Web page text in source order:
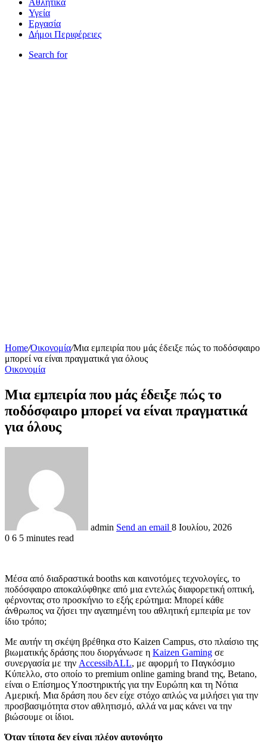
Αθλητικά
Υγεία
Εργασία
Δήμοι Περιφέρειες
Search for
Home/Οικονομία/Μια εμπειρία που μάς έδειξε πώς το ποδόσφαιρο
μπορεί να είναι πραγματικά για όλους
Οικονομία
Μια εμπειρία που μάς έδειξε πώς το
ποδόσφαιρο μπορεί να είναι πραγματικά
για όλους
admin Send an email 8 Ιουλίου, 2026
0 6 5 minutes read
Μέσα από διαδραστικά booths και καινοτόμες τεχνολογίες, το
ποδόσφαιρο αποκαλύφθηκε από μια εντελώς διαφορετική οπτική,
φέρνοντας στο προσκήνιο το εξής ερώτημα: Μπορεί κάθε
άνθρωπος να ζήσει την αγαπημένη του αθλητική εμπειρία με τον
ίδιο τρόπο;
Με αυτήν τη σκέψη βρέθηκα στο Kaizen Campus, στο πλαίσιο της
βιωματικής δράσης που διοργάνωσε η Kaizen Gaming σε
συνεργασία με την AccessibALL, με αφορμή το Παγκόσμιο
Κύπελλο, στο οποίο το premium online gaming brand της, Betano,
είναι ο Επίσημος Υποστηρικτής για την Ευρώπη και τη Νότια
Αμερική. Μια δράση που δεν είχε στόχο απλώς να μιλήσει για την
προσβασιμότητα στον αθλητισμό, αλλά να μας κάνει να την
βιώσουμε οι ίδιοι.
Όταν τίποτα δεν είναι πλέον αυτονόητο